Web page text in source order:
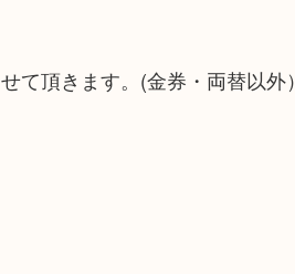
て頂きます。(金券・両替以外）